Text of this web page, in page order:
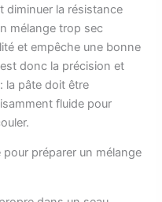
diminuer la résistance
mélange trop sec
et empêche une bonne
donc la précision et
la pâte doit être
fluide pour
préparer un mélange